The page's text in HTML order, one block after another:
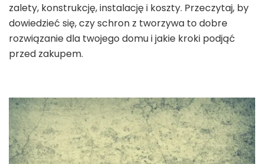
zalety, konstrukcję, instalację i koszty. Przeczytaj, by
dowiedzieć się, czy schron z tworzywa to dobre
rozwiązanie dla twojego domu i jakie kroki podjąć
przed zakupem.